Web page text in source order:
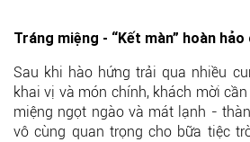
Tráng miệng - “Kết màn” hoàn
Sau khi hào hứng trải qua nhiều
khai vị và món chính, khách mời
miệng ngọt ngào và mát lạnh -
vô cùng quan trọng cho bữa tiệc